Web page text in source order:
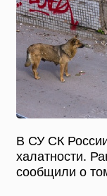
В СУ СК
халатности.
сообщили о